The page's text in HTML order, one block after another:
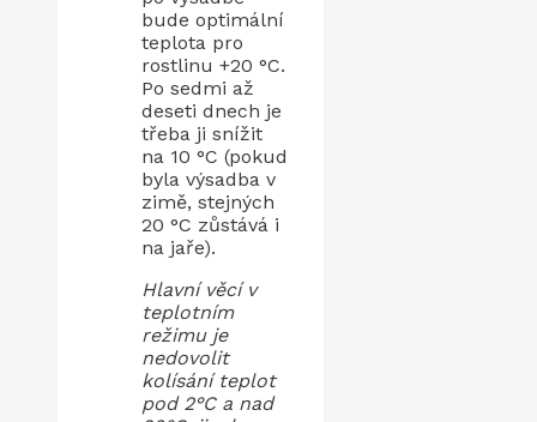
bude optimální
teplota pro
rostlinu +20 °C.
Po sedmi až
deseti dnech je
třeba ji snížit
na 10 °C (pokud
byla výsadba v
zimě, stejných
20 °C zůstává i
na jaře).
Hlavní věcí v
teplotním
režimu je
nedovolit
kolísání teplot
pod 2°C a nad